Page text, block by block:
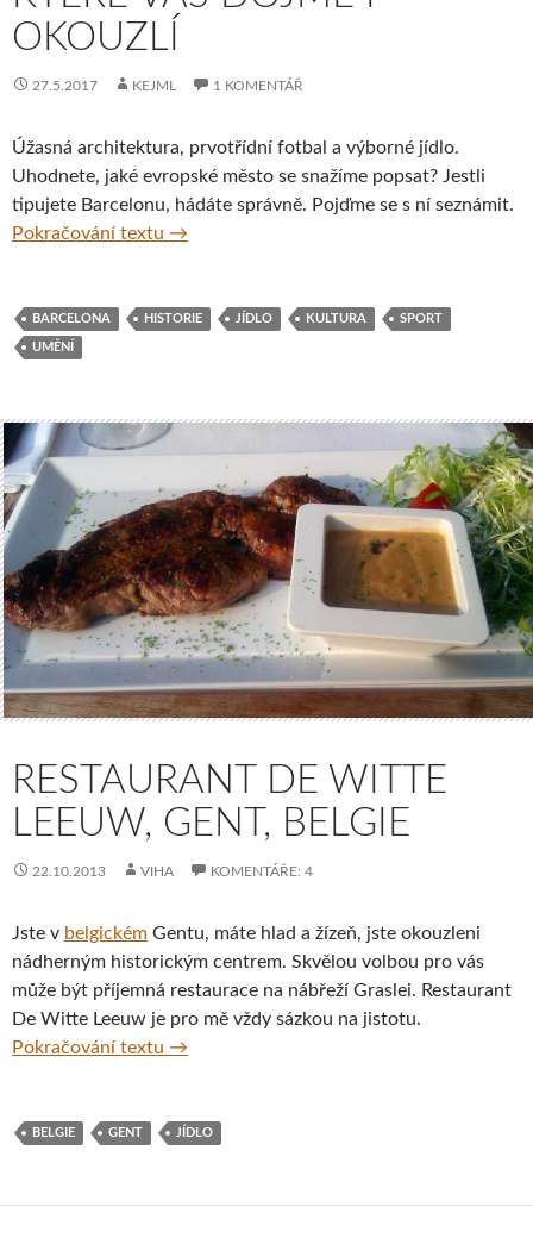
OKOUZLÍ
27.5.2017 KEJML 1 KOMENTÁŘ
Úžasná architektura, prvotřídní fotbal a výborné jídlo.
Uhodnete, jaké evropské město se snažíme popsat? Jestli
tipujete Barcelonu, hádáte správně. Pojďme se s ní seznámit.
Pokračování textu Barcelona – město, které vás dojme i
→
BARCELONA HISTORIE JÍDLO KULTURA SPORT
UMĚNÍ
RESTAURANT DE WITTE
LEEUW, GENT, BELGIE
22.10.2013 VIHA KOMENTÁŘE: 4
Jste v belgickém Gentu, máte hlad a žízeň, jste okouzleni
nádherným historickým centrem. Skvělou volbou pro vás
může být příjemná restaurace na nábřeží Graslei. Restaurant
De Witte Leeuw je pro mě vždy sázkou na jistotu.
Pokračování textu Restaurant De Witte Leeuw, Gent, Belgie
→
BELGIE GENT JÍDLO